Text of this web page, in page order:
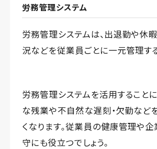
労務管理システム
労務管理システムは、出退勤や休
況などを従業員ごとに一元管理す
労務管理システムを活用することに
な残業や不自然な遅刻・欠勤など
くなります。従業員の健康管理や
守にも役立つでしょう。